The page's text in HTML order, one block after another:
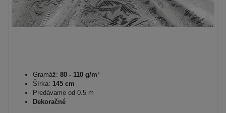
Gramáž: 80 - 110 g/m²
Šírka: 145 cm
Predávame od 0.5 m
Dekoračné